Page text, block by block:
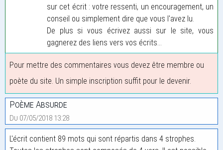
sur cet écrit : votre ressenti, un encouragement, un
conseil ou simplement dire que vous l'avez lu.
De plus si vous écrivez aussi sur le site, vous
gagnerez des liens vers vos écrits...
Pour mettre des commentaires vous devez être membre ou
poète du site. Un simple inscription suffit pour le devenir.
Poème Absurde
Du 07/05/2018 13:28
L'écrit contient 89 mots qui sont répartis dans 4 strophes.